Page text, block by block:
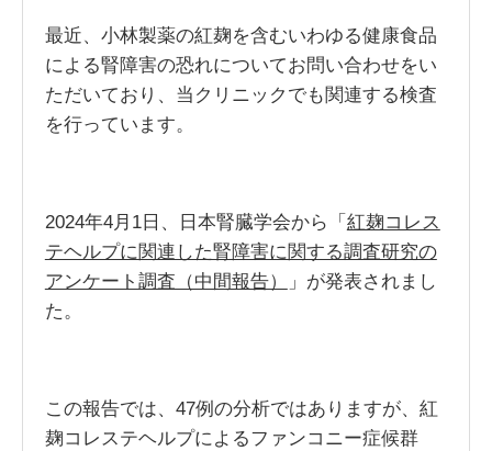
最近、小林製薬の紅麹を含むいわゆる健康食品
による腎障害の恐れについてお問い合わせをい
ただいており、当クリニックでも関連する検査
を行っています。
2024年4月1日、日本腎臓学会から「 紅麹コレス
テヘルプに関連した腎障害に関する調査研究の
アンケート調査（中間報告）
」が発表されまし
た。
この報告では、47例の分析ではありますが、紅
麹コレステヘルプによるファンコニー症候群